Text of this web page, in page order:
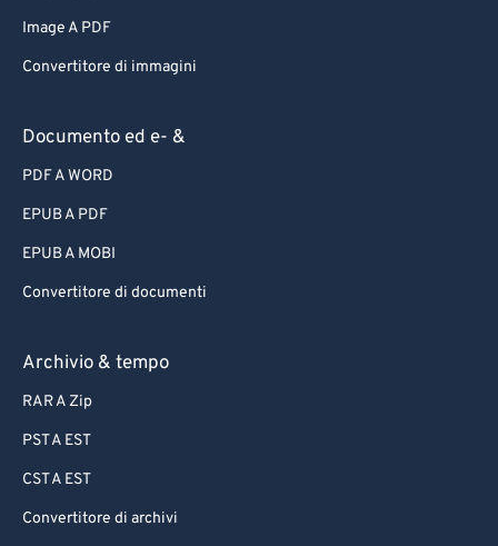
Image A PDF
Convertitore di immagini
Documento ed e- &
PDF A WORD
EPUB A PDF
EPUB A MOBI
Convertitore di documenti
Archivio & tempo
RAR A Zip
PST A EST
CST A EST
Convertitore di archivi